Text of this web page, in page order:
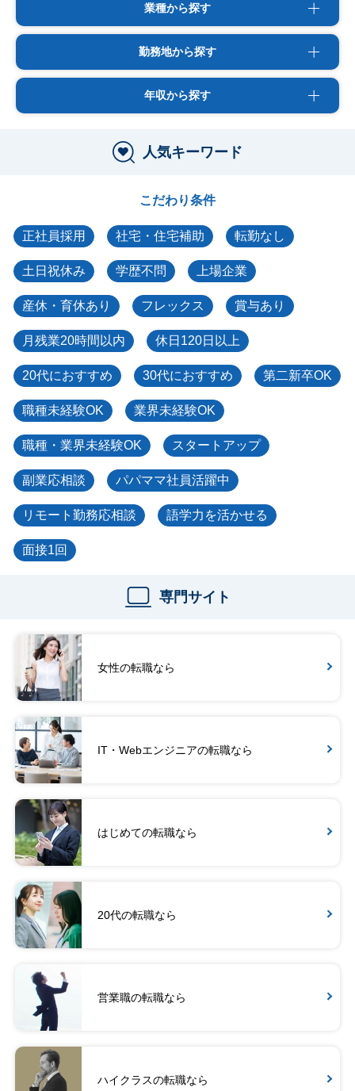
業種から探す
勤務地から探す
年収から探す
人気キーワード
こだわり条件
正社員採用 社宅・住宅補助 転勤なし
土日祝休み 学歴不問 上場企業
産休・育休あり フレックス 賞与あり
月残業20時間以内 休日120日以上
20代におすすめ 30代におすすめ 第二新卒OK
職種未経験OK 業界未経験OK
職種・業界未経験OK スタートアップ
副業応相談 パパママ社員活躍中
リモート勤務応相談 語学力を活かせる
面接1回
専門サイト
女性の転職なら
IT・Webエンジニアの転職なら
はじめての転職なら
20代の転職なら
営業職の転職なら
ハイクラスの転職なら